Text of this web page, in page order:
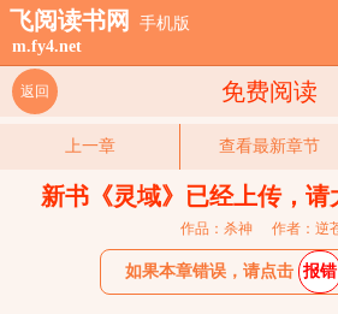
飞阅读书网
手机版
m.fy4.net
免费阅读
返回
上一章 查看最新章节
新书《灵域》已经上传，请
作品：杀神 作者：逆
如果本章错误，请点击 报错